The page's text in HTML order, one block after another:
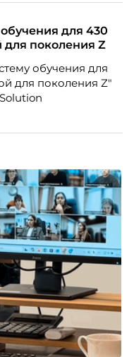
стандартные
самых талантливых
потенциал ещё до
KPI, рассказывает
по
для 430
для поколения Z
обучения для
для поколения Z"